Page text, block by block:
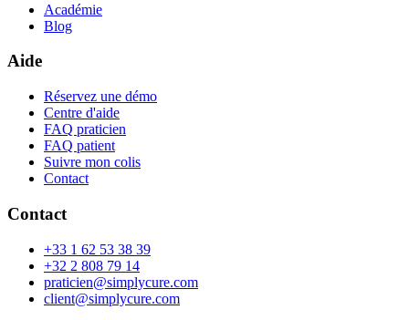
Académie
Blog
Aide
Réservez une démo
Centre d'aide
FAQ praticien
FAQ patient
Suivre mon colis
Contact
Contact
+33 1 62 53 38 39
+32 2 808 79 14
praticien@simplycure.com
client@simplycure.com